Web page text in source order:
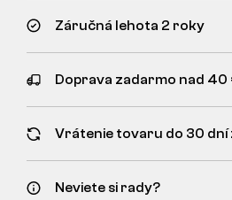
Záručná lehota 2 roky
Doprava zadarmo nad 40
Vrátenie tovaru do 30 dní
Neviete si rady?